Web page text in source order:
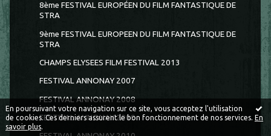
En poursuivant votre navigation sur ce site, vous acceptez l'utilisation
de cookies. Ces derniers assurent le bon fonctionnement de nos services. En
savoir plus.
8ème FESTIVAL EUROPÉEN DU FILM FANTASTIQUE DE
STRA
9ème FESTIVAL EUROPEEN DU FILM FANTASTIQUE DE
STRA
CHAMPS ELYSEES FILM FESTIVAL 2013
FESTIVAL ANNONAY 2007
FESTIVAL ANNONAY 2008
FESTIVAL ANNONAY 2009